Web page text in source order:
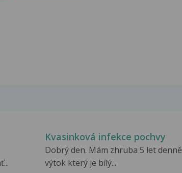
Kvasinková infekce pochvy
Dobrý den. Mám zhruba 5 let denně
výtok který je bílý...